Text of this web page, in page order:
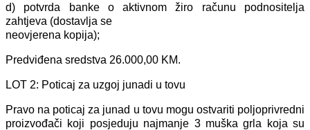
d) potvrda banke o aktivnom žiro računu podnositelja
zahtjeva (dostavlja se
neovjerena kopija);
Predviđena sredstva 26.000,00 KM.
LOT 2: Poticaj za uzgoj junadi u tovu
Pravo na poticaj za junad u tovu mogu ostvariti poljoprivredni
proizvođači koji posjeduju najmanje 3 muška grla koja su